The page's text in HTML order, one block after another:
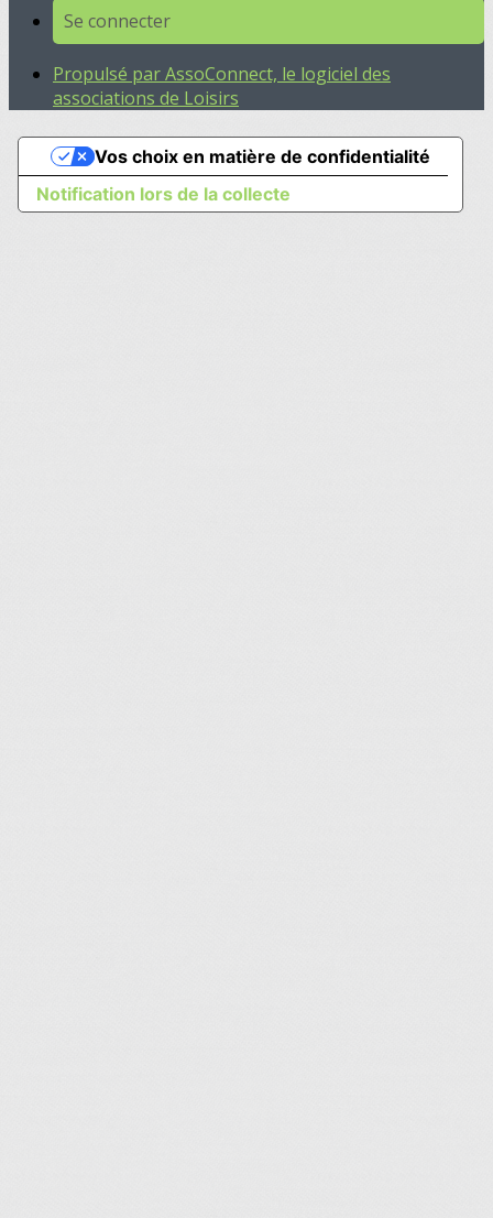
Se connecter
Propulsé par AssoConnect, le logiciel des
associations de Loisirs
Notification lors de la collecte
Vos choix en matière de confidentialité